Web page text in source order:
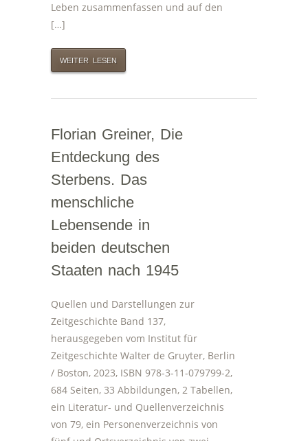
Leben zusammenfassen und auf den
[…]
WEITER LESEN
Florian Greiner, Die
Entdeckung des
Sterbens. Das
menschliche
Lebensende in
beiden deutschen
Staaten nach 1945
Quellen und Darstellungen zur
Zeitgeschichte Band 137,
herausgegeben vom Institut für
Zeitgeschichte Walter de Gruyter, Berlin
/ Boston, 2023, ISBN 978-3-11-079799-2,
684 Seiten, 33 Abbildungen, 2 Tabellen,
ein Literatur- und Quellenverzeichnis
von 79, ein Personenverzeichnis von